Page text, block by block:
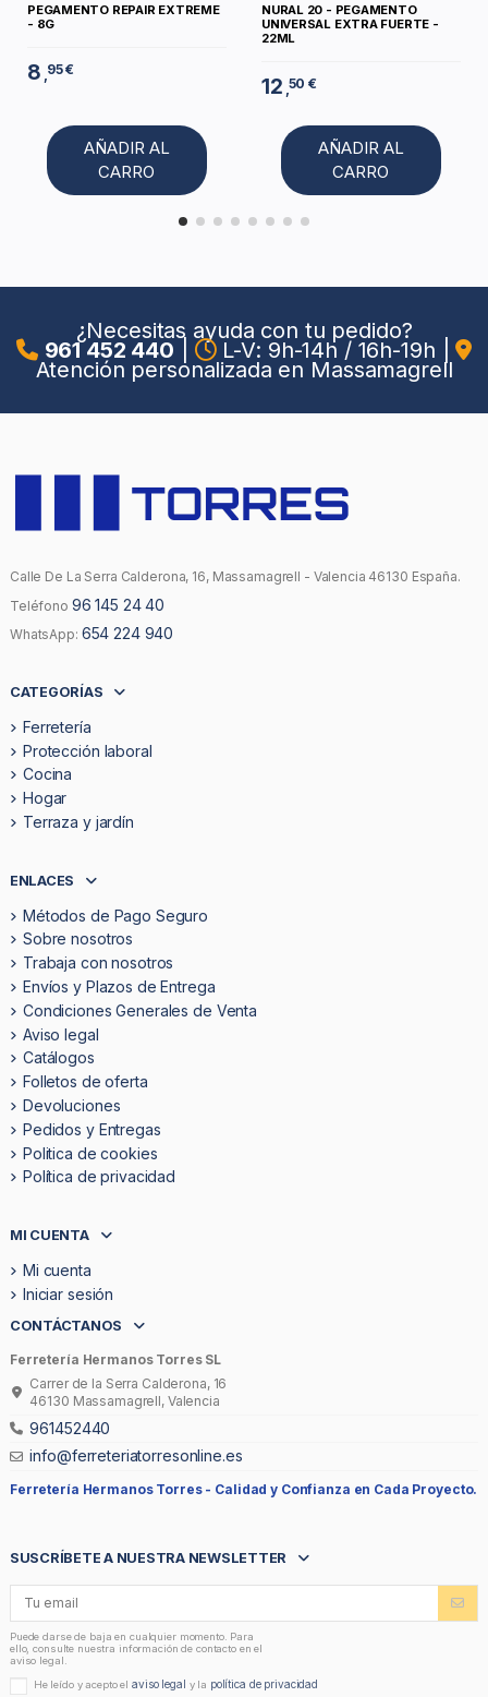
PEGAMENTO REPAIR EXTREME
- 8G
8 ,95 €
AÑADIR AL
CARRO
NURAL 20 - PEGAMENTO
UNIVERSAL EXTRA FUERTE -
22ML
12 ,50 €
AÑADIR AL
CARRO
¿Necesitas ayuda con tu pedido?
961 452 440 L-V: 9h-14h / 16h-19h
Atención personalizada en Massamagrell
Calle De La Serra Calderona, 16, Massamagrell - Valencia 46130 España.
Teléfono 96 145 24 40
WhatsApp: 654 224 940
CATEGORÍAS
Ferretería
Protección laboral
Cocina
Hogar
Terraza y jardín
ENLACES
Métodos de Pago Seguro
Sobre nosotros
Trabaja con nosotros
Envíos y Plazos de Entrega
Condiciones Generales de Venta
Aviso legal
Catálogos
Folletos de oferta
Devoluciones
Pedidos y Entregas
Politica de cookies
Política de privacidad
MI CUENTA
Mi cuenta
Iniciar sesión
CONTÁCTANOS
Ferretería Hermanos Torres SL
Carrer de la Serra Calderona, 16
46130 Massamagrell, Valencia
961452440
info@ferreteriatorresonline.es
Ferretería Hermanos Torres - Calidad y Confianza en Cada Proyecto.
SUSCRÍBETE A NUESTRA NEWSLETTER
Puede darse de baja en cualquier momento. Para
ello, consulte nuestra información de contacto en el
aviso legal.
He leído y acepto elaviso legal y la política de privacidad